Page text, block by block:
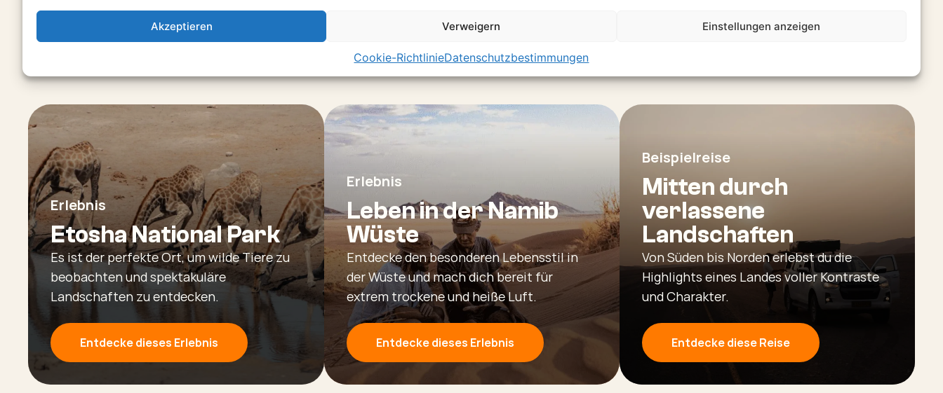
Akzeptieren Verweigern Einstellungen anzeigen
Cookie-RichtlinieDatenschutzbestimmungen
Entdecke mehr in Namibia
Stöbere durch unsere einzigartigen Erlebnisse
Erlebnis
Etosha National Park
Es ist der perfekte Ort, um wilde Tiere zu
beobachten und spektakuläre
Landschaften zu entdecken.
Entdecke dieses Erlebnis
Erlebnis
Leben in der Namib
Wüste
Entdecke den besonderen Lebensstil in
der Wüste und mach dich bereit für
extrem trockene und heiße Luft.
Entdecke dieses Erlebnis
Beispielreise
Mitten durch
verlassene
Landschaften
Von Süden bis Norden erlebst du die
Highlights eines Landes voller Kontraste
und Charakter.
Entdecke diese Reise